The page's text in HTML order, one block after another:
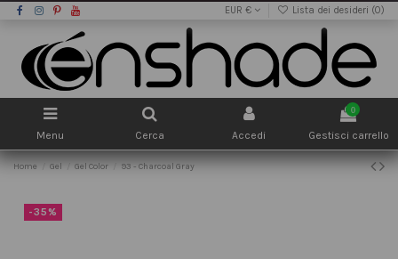
EUR € Lista dei desideri (0)
Menu Cerca Accedi
0
Gestisci carrello
Home Gel Gel Color 93 - Charcoal Gray
-35%